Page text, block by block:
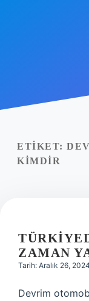
Yasal Uyarı
ETIKET:
KIMDIR
ZAMAN
Tarih: Aralık 26, 2024
Devrim